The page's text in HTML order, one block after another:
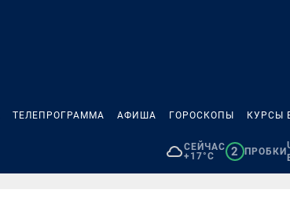
ТЕЛЕПРОГРАММА АФИША ГОРОСКОПЫ КУРСЫ
СЕЙЧАС
+17°C
2 ПРОБКИ